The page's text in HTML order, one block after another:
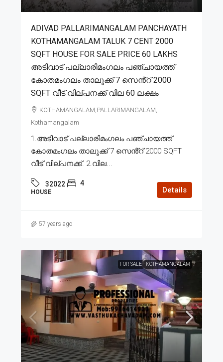
ADIVAD PALLARIMANGALAM PANCHAYATH
KOTHAMANGALAM TALUK 7 CENT 2000
SQFT HOUSE FOR SALE PRICE 60 LAKHS
അടിവാട് പല്ലാരിമംഗലം പഞ്ചായത്ത്
കോതമംഗലം താലൂക്ക് 7 സെൻ്റ് 2000
SQFT വീട് വില്പനക്ക് വില 60 ലക്ഷം
KOTHAMANGALAM,PALLARIMANGALAM,
Kothamangalam
1.അടിവാട് പല്ലാരിമംഗലം പഞ്ചായത്ത്
കോതമംഗലം താലൂക്ക് 7 സെൻ്റ് 2000 SQFT
വീട് വില്പനക്ക്. 2.വില...
32022 4
HOUSE Details
57 years ago
FOR SALE KOTHAMANGALAM